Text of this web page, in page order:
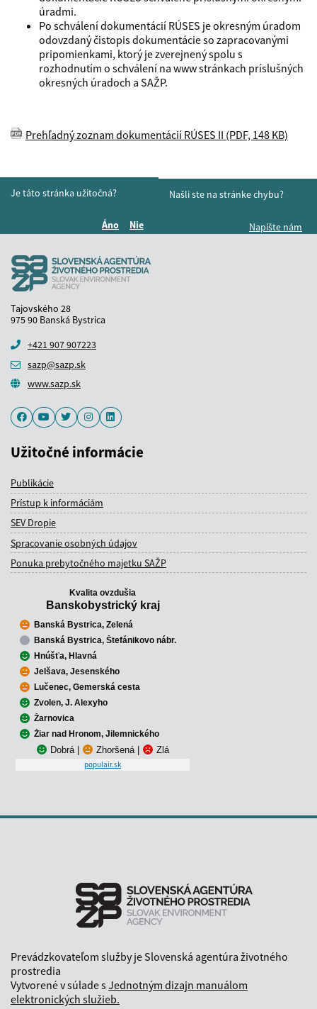
úradmi.
Po schválení dokumentácií RÚSES je okresným úradom
odovzdaný čistopis dokumentácie so zapracovanými
pripomienkami, ktorý je zverejnený spolu s
rozhodnutím o schválení na www stránkach príslušných
okresných úradoch a SAŽP.
Prehľadný zoznam dokumentácií RÚSES II (PDF, 148 KB)
Je táto stránka užitočná?
Áno
Boli tieto informácie pre vás užitočné?
Nie
Boli tieto informácie pre vás užitočné?
Našli ste na stránke chybu?
Napíšte nám
Tajovského 28
975 90 Banská Bystrica
+421 907 907223
sazp@sazp.sk
www.sazp.sk
FacebookYoutubeTwitterInstagramLinkedIn
Užitočné informácie
Publikácie
Prístup k informáciám
SEV Dropie
Spracovanie osobných údajov
Ponuka prebytočného majetku SAŽP
Kvalita ovzdušia
Banskobystrický kraj
Banská Bystrica, Zelená
Banská Bystrica, Štefánikovo nábr.
Hnúšťa, Hlavná
Jelšava, Jesenského
Lučenec, Gemerská cesta
Zvolen, J. Alexyho
Žarnovica
Žiar nad Hronom, Jilemnického
Dobrá Zhoršená Zlá
populair.sk
Prevádzkovateľom služby je Slovenská agentúra životného
prostredia
Vytvorené v súlade sJednotným dizajn manuálom
elektronických služieb.